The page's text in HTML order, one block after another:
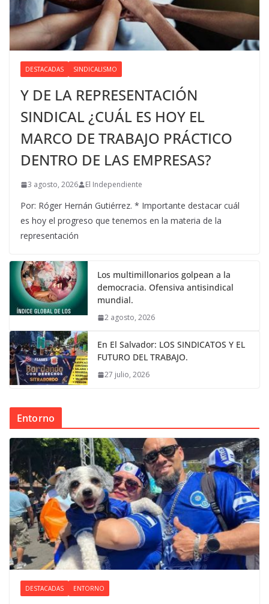
DESTACADAS SINDICALISMO
Y DE LA REPRESENTACIÓN
SINDICAL ¿CUÁL ES HOY EL
MARCO DE TRABAJO PRÁCTICO
DENTRO DE LAS EMPRESAS?
3 agosto, 2026 El Independiente
Por: Róger Hernán Gutiérrez. * Importante destacar cuál
es hoy el progreso que tenemos en la materia de la
representación
Los multimillonarios golpean a la
democracia. Ofensiva antisindical
mundial.
2 agosto, 2026
En El Salvador: LOS SINDICATOS Y EL
FUTURO DEL TRABAJO.
27 julio, 2026
Entorno
DESTACADAS ENTORNO